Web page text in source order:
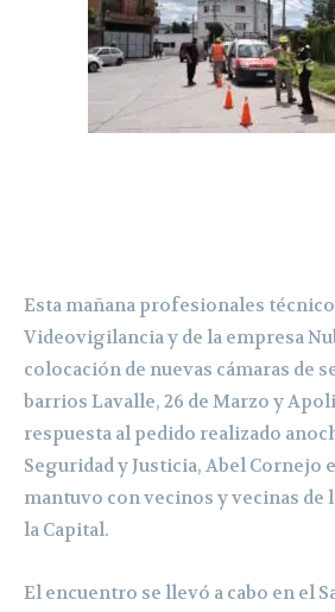
Esta mañana profesionales
Videovigilancia y de la empresa
colocación de nuevas cámaras de
barrios Lavalle, 26 de Marzo y
respuesta al pedido realizado
Seguridad y Justicia, Abel Cornejo
mantuvo con vecinos y vecinas de
la Capital.
El encuentro se llevó a cabo en el